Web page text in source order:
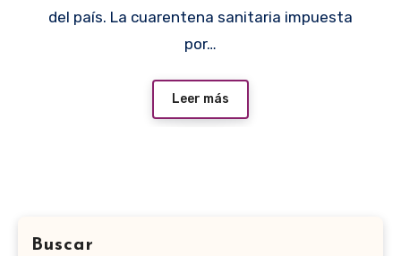
del país. La cuarentena sanitaria impuesta
por…
Leer más
Buscar